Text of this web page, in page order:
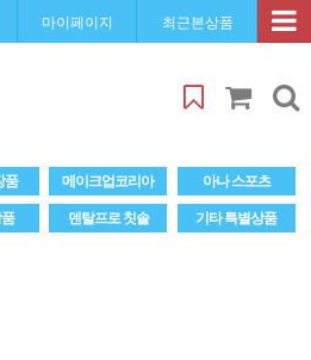
마이페이지 최근본상품
품 메이크업코리아
아나 스포츠
덴탈프로 칫솔 기타 특별상품